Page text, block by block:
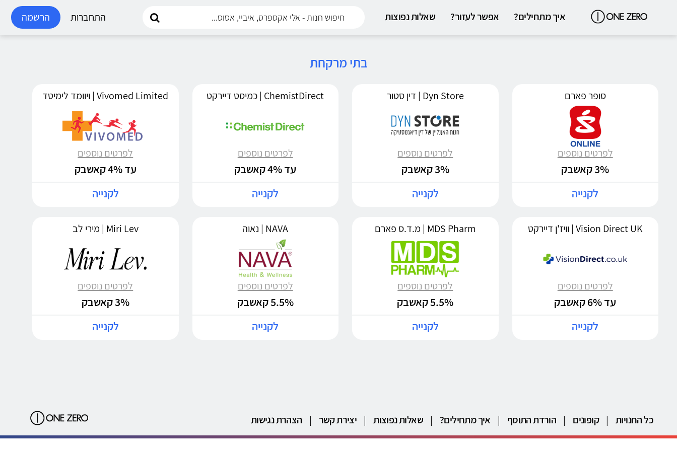
איך מתחילים? אפשר לעזור? שאלות נפוצות הרשמה התחברות
בתי מרקחת
סופר פארם
לפרטים נוספים
3% קאשבק
לקנייה
Dyn Store | דין סטור
לפרטים נוספים
3% קאשבק
לקנייה
ChemistDirect | כמיסט דיירקט
לפרטים נוספים
עד 4% קאשבק
לקנייה
Vivomed Limited | ויוומד לימיטד
לפרטים נוספים
עד 4% קאשבק
לקנייה
Vision Direct UK | וויז'ן דיירקט
לפרטים נוספים
עד 6% קאשבק
לקנייה
MDS Pharm | מ.ד.ס פארם
לפרטים נוספים
5.5% קאשבק
לקנייה
NAVA | נאוה
לפרטים נוספים
5.5% קאשבק
לקנייה
Miri Lev | מירי לב
לפרטים נוספים
3% קאשבק
לקנייה
כל החנויות | קופונים | הורדת התוסף | איך מתחילים? | שאלות נפוצות | יצירת קשר | הצהרת נגישות